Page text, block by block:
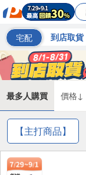
宅配 到店取貨
最多人購買 價格↓
【主打商品】